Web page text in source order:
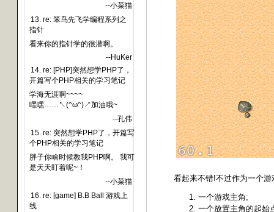
--小菜猫
13. re: 笨鸟先飞学编程系列之
指针
看来你的指针学的很潜啊。
--HuKer
14. re: [PHP]突然想学PHP了，
开篇写个PHP相关的学习笔记
学海无涯啊~~~~
嘿嘿……↖(^ω^)↗加油哦~
--孔伟
15. re: 突然想学PHP了，开篇写
个PHP相关的学习笔记
胖子你啥时候教我PHP啊。 我可
是天天盯着呢~！
--小菜猫
16. re: [game] B.B Ball 游戏上
线
看起来不错!不过作为一个游
一个游戏主角;
一个放置主角的起始